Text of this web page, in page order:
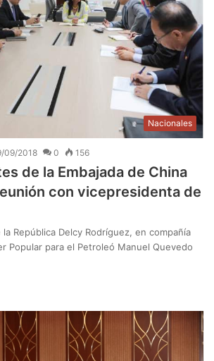
Nacionales
09/2018 0 156
de la Embajada de China
con vicepresidenta de
República Delcy Rodríguez, en compañía
Popular para el Petroleó Manuel Quevedo